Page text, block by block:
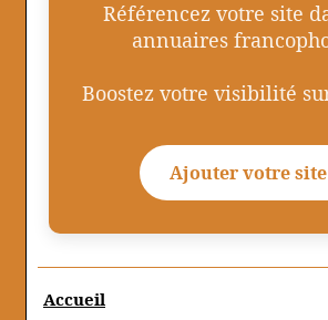
Référencez votre site
annuaires
Boostez votre visibilité
Ajouter votre site
Accueil